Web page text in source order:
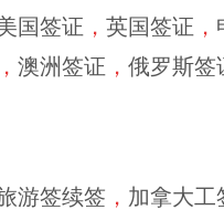
国签证 ， 英国签证 ，
， 澳洲签证 ， 俄罗斯签
游签续签 ， 加拿大工